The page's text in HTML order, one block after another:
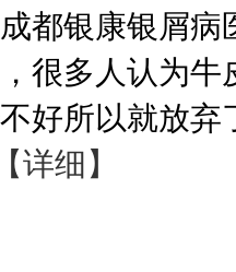
都银康银屑
很多人认为
好所以就放
【详细】